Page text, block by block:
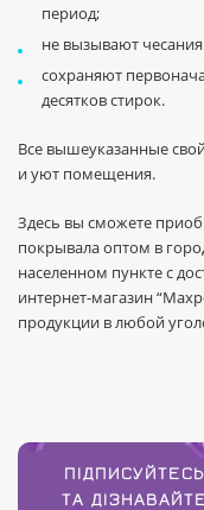
период;
не вызывают
сохраняют
десятков стирок.
Все вышеуказанные
и уют помещения.
Здесь вы сможете
покрывала оптом в
населенном пункте с
интернет-магазин
продукции в любой
ТА